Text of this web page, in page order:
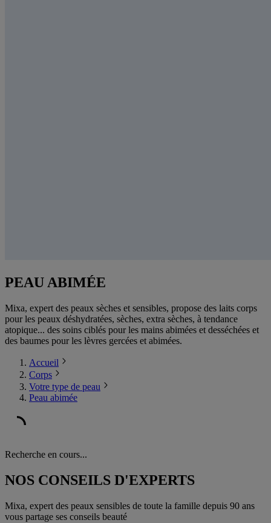
PEAU ABIMÉE
Mixa, expert des peaux sèches et sensibles, propose des laits corps
pour les peaux déshydratées, sèches, extra sèches, à tendance
atopique... des soins ciblés pour les mains abimées et desséchées et
des baumes pour les lèvres gercées et abimées.
Accueil
Corps
Votre type de peau
Peau abimée
Recherche en cours...
NOS CONSEILS D'EXPERTS
Mixa, expert des peaux sensibles de toute la famille depuis 90 ans
vous partage ses conseils beauté